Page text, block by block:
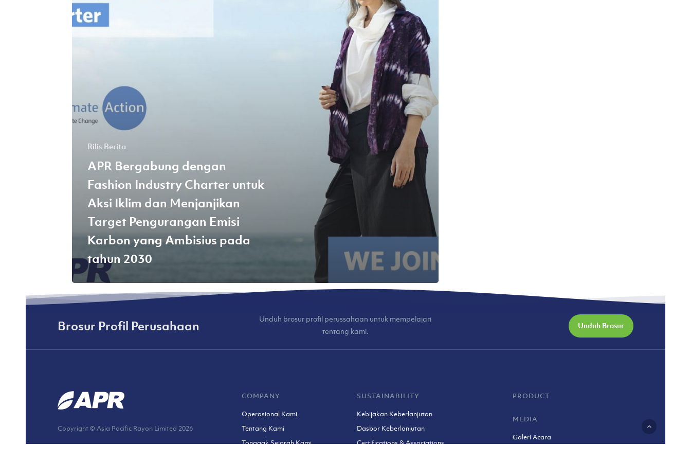
Industry
Charter
Menjanjikan
Target
Pengurangan
yang
Ambisius
pada
2030
Rilis Berita
APR Bergabung dengan
Fashion Industry Charter untuk
Aksi Iklim dan Menjanjikan
Target Pengurangan Emisi
Karbon yang Ambisius pada
tahun 2030
Brosur Profil Perusahaan
Unduh brosur profil perussahaan untuk mempelajari
tentang kami.
Unduh Brosur
Copyright © Asia Pacific Rayon Limited 2026
COMPANY
Operasional Kami
Tentang Kami
Tonggak Sejarah Kami
SUSTAINABILITY
Kebijakan Keberlanjutan
Dasbor Keberlanjutan
Certifications & Associations
PRODUCT
MEDIA
Galeri Acara